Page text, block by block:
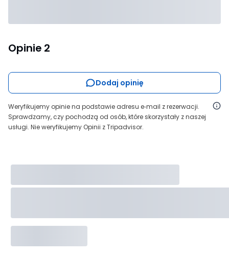
Opinie 2
Dodaj opinię
Weryfikujemy opinie na podstawie adresu e‑mail z rezerwacji.
Sprawdzamy, czy pochodzą od osób, które skorzystały z naszej
usługi. Nie weryfikujemy Opinii z Tripadvisor.